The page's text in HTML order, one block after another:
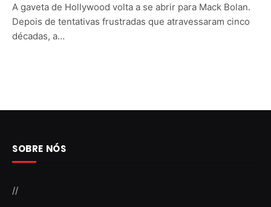
A gaveta de Hollywood volta a se abrir para Mack Bolan.
Depois de tentativas frustradas que atravessaram cinco
décadas, a…
SOBRE NÓS
//